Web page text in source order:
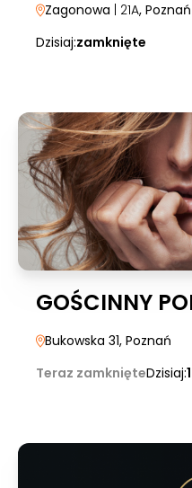
Zagonowa | 21A, Poznań
Dzisiaj:zamknięte
GOŚCINNY
Bukowska 31, Poznań
Teraz zamknięteDzisiaj: